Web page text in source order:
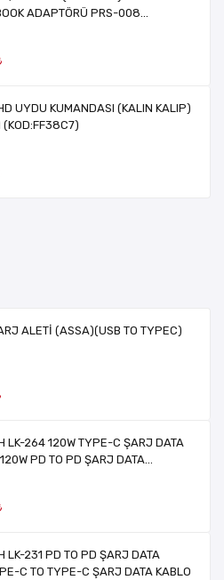
ADAPTÖRÜ PRS-008
UYDU KUMANDASI (KALIN KALIP)
(KOD:FF38C7)
ALETİ (ASSA)(USB TO TYPEC)
LK-264 120W TYPE-C ŞARJ DATA
PD TO PD ŞARJ DATA
LK-231 PD TO PD ŞARJ DATA
C TO TYPE-C ŞARJ DATA KABLO